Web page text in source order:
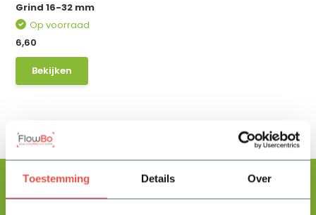
Toestemming Details Over
Grind 16-32 mm
Op voorraad
6,60
Bekijken